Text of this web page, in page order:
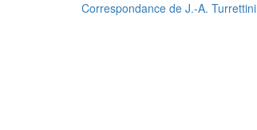
Correspondance de J.-A. Turrettini